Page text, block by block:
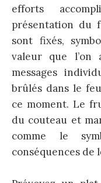
efforts
présentation du
sont fixés,
valeur que l’on
messages
brûlés dans le
ce moment. Le
du couteau et
comme le
conséquences de